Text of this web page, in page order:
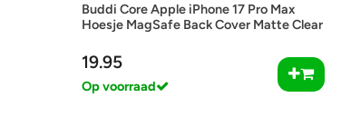
Buddi Core Apple iPhone 17 Pro Max
Hoesje MagSafe Back Cover Matte Clear
19.95
Op voorraad